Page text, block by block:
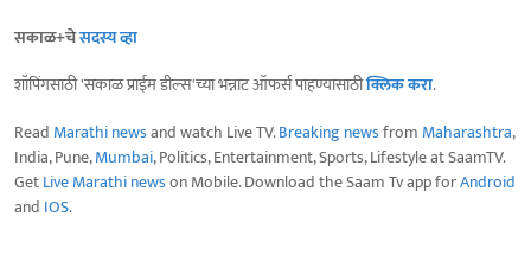
सकाळ+चेसदस्य व्हा
शॉपिंगसाठी 'सकाळ प्राईम डील्स'च्या भन्नाट ऑफर्स पाहण्यासाठीक्लिक करा.
Read Marathi newsand watch Live TV.Breaking newsfrom Maharashtra,
India, Pune,Mumbai, Politics, Entertainment, Sports, Lifestyle at SaamTV.
GetLive Marathi newson Mobile. Download the Saam Tv app forAndroid
and IOS.